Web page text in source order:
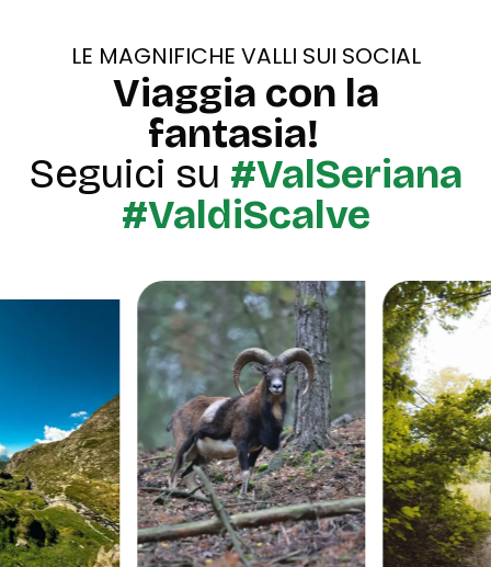
LE MAGNIFICHE VALLI SUI SOCIAL
Viaggia con la
fantasia!
Seguici su #ValSeriana
#ValdiScalve